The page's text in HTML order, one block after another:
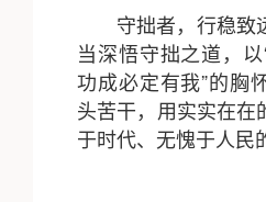
守拙者，行稳致
当深悟守拙之道，以
功成必定有我”的胸
头苦干，用实实在在
于时代、无愧于人民